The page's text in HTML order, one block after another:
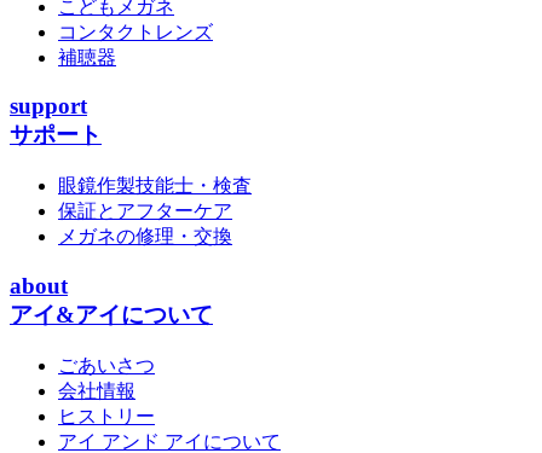
こどもメガネ
コンタクトレンズ
補聴器
support
サポート
眼鏡作製技能士・検査
保証とアフターケア
メガネの修理・交換
about
アイ&アイについて
ごあいさつ
会社情報
ヒストリー
アイ アンド アイについて